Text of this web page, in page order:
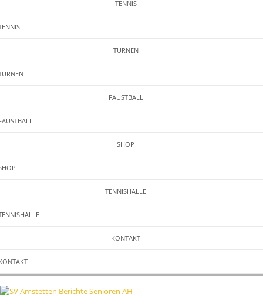
TENNIS
TURNEN
FAUSTBALL
SHOP
TENNISHALLE
KONTAKT